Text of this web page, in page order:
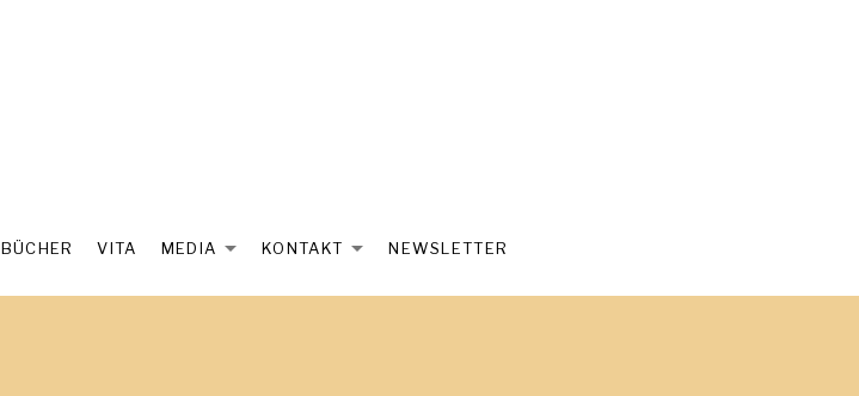
BÜCHER VITA MEDIA KONTAKT NEWSLETTER